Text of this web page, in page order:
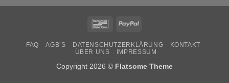
BancontactPayPal
FAQ AGB’S DATENSCHUTZERKLÄRUNG
KONTAKT
ÜBER UNS
IMPRESSUM
Copyright 2026 © Flatsome Theme